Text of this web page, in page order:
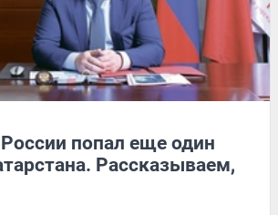
попал еще один
Рассказываем,